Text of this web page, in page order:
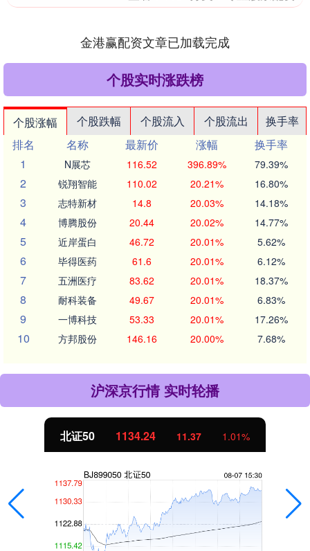
金港赢配资文章已加载完成
个股实时涨跌榜
个股涨幅 个股跌幅 个股流入 个股流出
换手率
排名
名称 最新价 涨幅
换手率
1
N展芯 116.52 396.89% 79.39%
2 锐翔智能 110.02 20.21% 16.80%
3 志特新材 14.8 20.03% 14.18%
4 博腾股份 20.44 20.02% 14.77%
5 近岸蛋白 46.72 20.01% 5.62%
6 毕得医药 61.6 20.01% 6.12%
7 五洲医疗 83.62 20.01% 18.37%
8 耐科装备 49.67 20.01% 6.83%
9 一博科技 53.33 20.01% 17.26%
10 方邦股份 146.16 20.00% 7.68%
沪深京行情 实时轮播
北证50 1134.24 11.37 1.01%